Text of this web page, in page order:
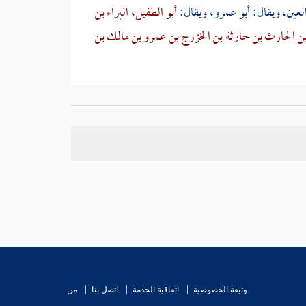
ويقال:أبو عمرو،ويقال:أبو الطفيل، البراء بن
الحارث بن حارثة بن الخزرج بن عمرو بن مالك بن
على اثنين وعشرين وانفردالبخاريبخمسة عشر
الله - صلى الله عليه وسلم - حتى قرأت:
وثيقة الخصوصية اتفاقية الخدمة اتصل بنا
من